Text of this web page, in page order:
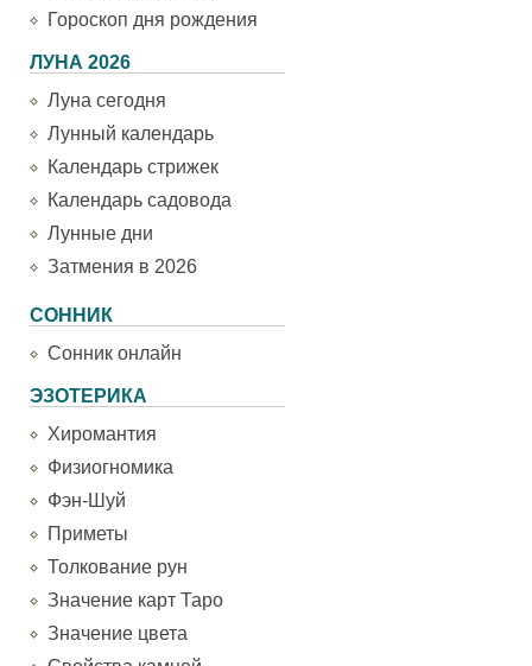
Гороскоп дня рождения
ЛУНА 2026
Луна сегодня
Лунный календарь
Календарь стрижек
Календарь садовода
Лунные дни
Затмения в 2026
СОННИК
Сонник онлайн
ЭЗОТЕРИКА
Хиромантия
Физиогномика
Фэн-Шуй
Приметы
Толкование рун
Значение карт Таро
Значение цвета